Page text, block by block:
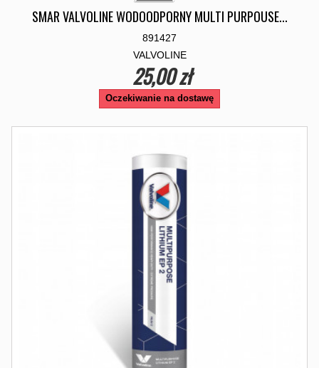
SMAR VALVOLINE WODOODPORNY MULTI PURPOUSE...
891427
VALVOLINE
25,00 zł
Oczekiwanie na dostawę